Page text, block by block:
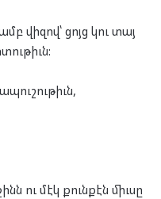
վիզով՝ ցոյց կու տայ
ու մէկ քունքէն միւսը